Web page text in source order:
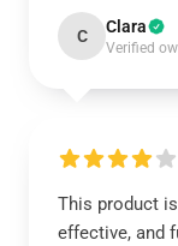
C Clara
Verified
This product
effective, and